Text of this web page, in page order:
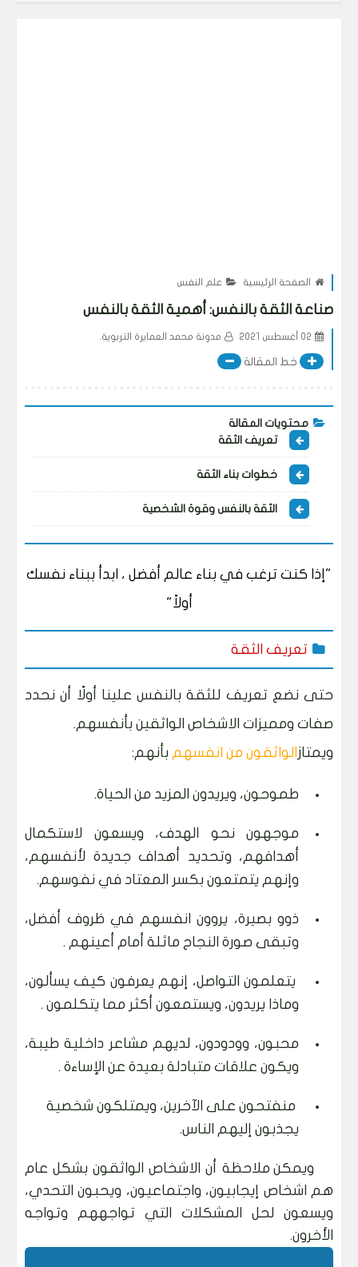
الصفحة الرئيسية علم النفس
صناعة الثقة بالنفس: أهمية الثقة بالنفس
02 أغسطس 2021 مدونة محمد العمايرة التربوية.
خط المقالة
محتويات المقالة
تعريف الثقة
خطوات بناء الثقة
الثقة بالنفس وقوة الشخصية
"إذا كنت ترغب في بناء عالم أفضل ، ابدأ ببناء نفسك
أولاً"
تعريف الثقة
حتى نضع تعريف للثقة بالنفس علينا أولًا أن نحدد
صفات ومميزات الاشخاص الواثقين بأنفسهم.
ويمتاز الواثقون من انفسهم بأنهم:
طموحون، ويريدون المزيد من الحياة.
موجهون نحو الهدف، ويسعون لاستكمال
أهدافهم، وتحديد أهداف جديدة لأنفسهم،
وإنهم يتمتعون بكسر المعتاد في نفوسهم.
ذوو بصيرة، يروون انفسهم في ظروف أفضل،
وتبقى صورة النجاح ماثلة أمام أعينهم .
يتعلمون التواصل، إنهم يعرفون كيف يسألون،
وماذا يريدون، ويستمعون أكثر مما يتكلمون .
محبون، وودودون، لديهم مشاعر داخلية طيبة،
ويكون علاقات متبادلة بعيدة عن الإساءة .
منفتحون على الآخرين، ويمتلكون شخصية
يجذبون إليهم الناس.
ويمكن ملاحظة أن الاشخاص الواثقون بشكل عام
هم اشخاص إيجابيون، واجتماعيون، ويحبون التحدي،
ويسعون لحل المشكلات التي تواجههم وتواجه
الأخرون.